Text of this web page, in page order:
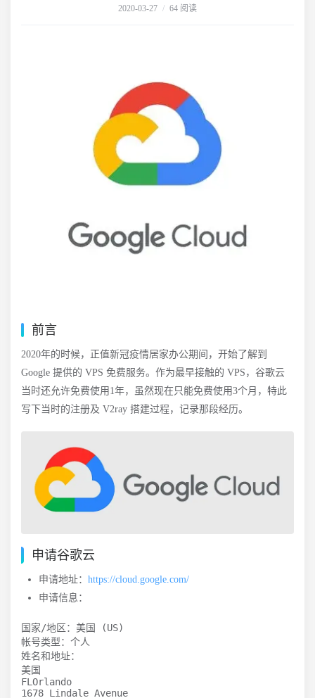
2020-03-27 / 64 阅读
前言
2020年的时候，正值新冠疫情居家办公期间，开始了解到
Google 提供的 VPS 免费服务。作为最早接触的 VPS，谷歌云
当时还允许免费使用1年，虽然现在只能免费使用3个月，特此
写下当时的注册及 V2ray 搭建过程，记录那段经历。
申请谷歌云
申请地址： https://cloud.google.com/
申请信息：
国家/地区：美国 (US)
帐号类型：个人
姓名和地址：
美国
FLOrlando
1678 Lindale Avenue